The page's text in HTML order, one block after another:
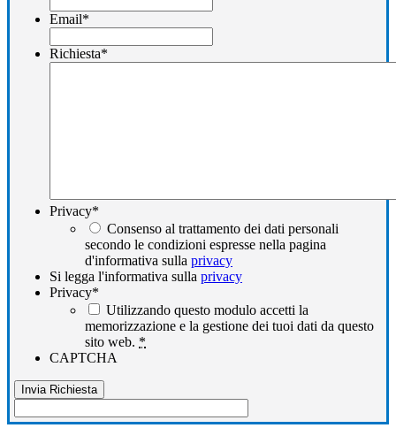
Email*
Richiesta*
Privacy*
Consenso al trattamento dei dati personali
secondo le condizioni espresse nella pagina
d'informativa sulla privacy
Si legga l'informativa sulla privacy
Privacy*
Utilizzando questo modulo accetti la
memorizzazione e la gestione dei tuoi dati da questo
sito web. *
CAPTCHA